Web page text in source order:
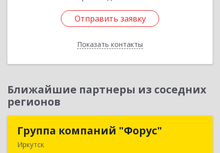
Отправить заявку
Показать контакты
Отправить заявку
Назад
Ближайшие партнеры из соседних
регионов
Группа компаний "Форус"
Иркутск
Группа компаний "Форус"